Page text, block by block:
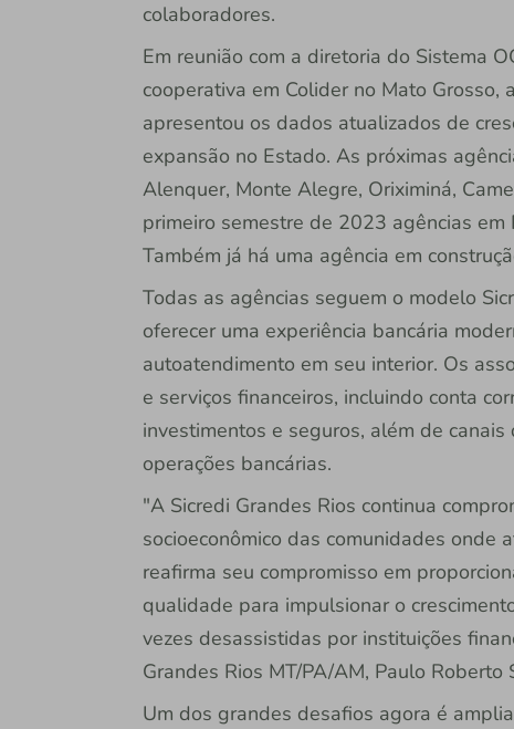
colaboradores.
Em reunião com a diretoria do Sistema
cooperativa em Colider no Mato
apresentou os dados atualizados de
expansão no Estado. As próximas
Alenquer, Monte Alegre, Oriximiná,
primeiro semestre de 2023 agências
Também já há uma agência em
Todas as agências seguem o modelo
oferecer uma experiência bancária
autoatendimento em seu interior. Os
e serviços financeiros, incluindo conta
investimentos e seguros, além de
operações bancárias.
"A Sicredi Grandes Rios continua
socioeconômico das comunidades onde
reafirma seu compromisso em
qualidade para impulsionar o
vezes desassistidas por instituições
Grandes Rios MT/PA/AM, Paulo Roberto
Um dos grandes desafios agora é